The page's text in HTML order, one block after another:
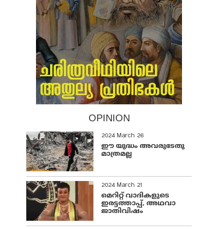
OPINION
2024 March 26
ഈ യുദ്ധം അവരുടേതു
മാത്രമല്ല
2024 March 21
മെറിറ്റ് വാദികളുടെ
ഇരട്ടത്താപ്പ്, അഥവാ
ജാതിവിഷം